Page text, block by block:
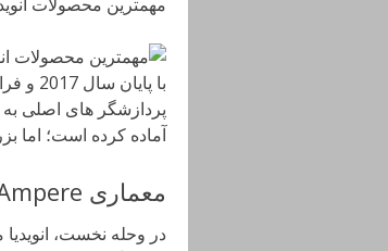
پردازشگر های اصلی
آماده کرده است؛ اما
معماری Ampere و کارت گرافیک های گیمینگ